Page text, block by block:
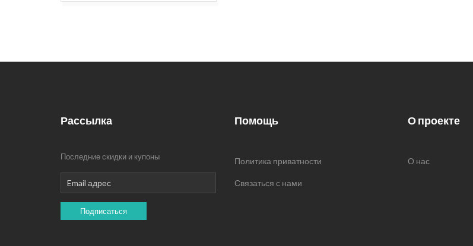
Рассылка
Последние скидки и купоны
Подписаться
Помощь
Политика приватности
Связаться с нами
О проекте
О нас